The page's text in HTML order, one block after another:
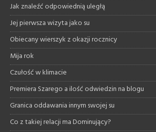
Jak znaleźć odpowiednią uległą
Jej pierwsza wizyta jako su
Obiecany wierszyk z okazji rocznicy
Mija rok
Czułość w klimacie
Premiera Szarego a ilość odwiedzin na blogu
Granica oddawania innym swojej su
Co z takiej relacji ma Dominujący?